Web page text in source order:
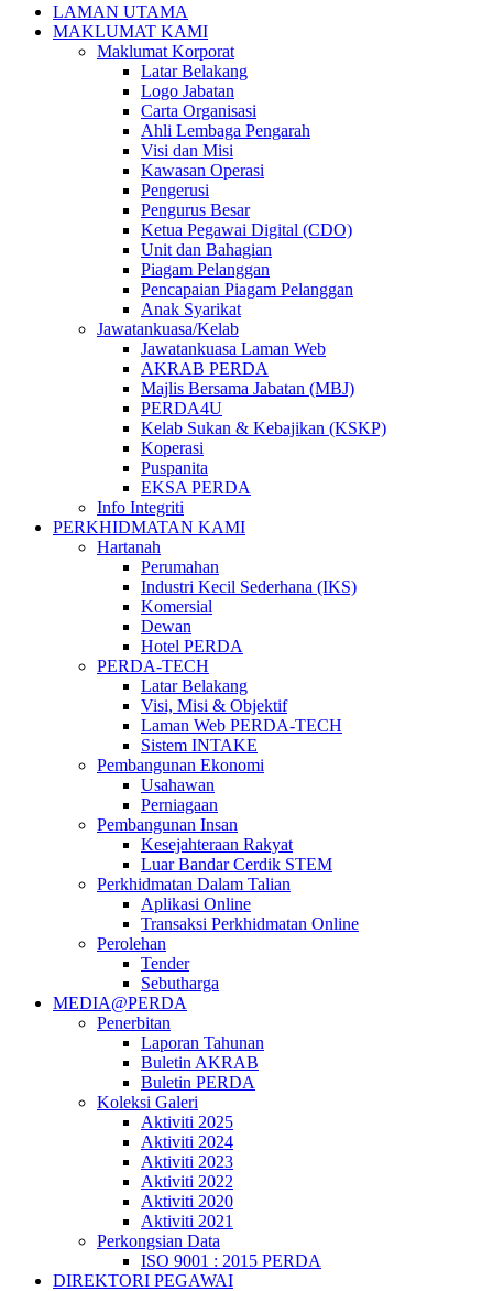
LAMAN UTAMA
MAKLUMAT KAMI
Maklumat Korporat
Latar Belakang
Logo Jabatan
Carta Organisasi
Ahli Lembaga Pengarah
Visi dan Misi
Kawasan Operasi
Pengerusi
Pengurus Besar
Ketua Pegawai Digital (CDO)
Unit dan Bahagian
Piagam Pelanggan
Pencapaian Piagam Pelanggan
Anak Syarikat
Jawatankuasa/Kelab
Jawatankuasa Laman Web
AKRAB PERDA
Majlis Bersama Jabatan (MBJ)
PERDA4U
Kelab Sukan & Kebajikan (KSKP)
Koperasi
Puspanita
EKSA PERDA
Info Integriti
PERKHIDMATAN KAMI
Hartanah
Perumahan
Industri Kecil Sederhana (IKS)
Komersial
Dewan
Hotel PERDA
PERDA-TECH
Latar Belakang
Visi, Misi & Objektif
Laman Web PERDA-TECH
Sistem INTAKE
Pembangunan Ekonomi
Usahawan
Perniagaan
Pembangunan Insan
Kesejahteraan Rakyat
Luar Bandar Cerdik STEM
Perkhidmatan Dalam Talian
Aplikasi Online
Transaksi Perkhidmatan Online
Perolehan
Tender
Sebutharga
MEDIA@PERDA
Penerbitan
Laporan Tahunan
Buletin AKRAB
Buletin PERDA
Koleksi Galeri
Aktiviti 2025
Aktiviti 2024
Aktiviti 2023
Aktiviti 2022
Aktiviti 2020
Aktiviti 2021
Perkongsian Data
ISO 9001 : 2015 PERDA
DIREKTORI PEGAWAI